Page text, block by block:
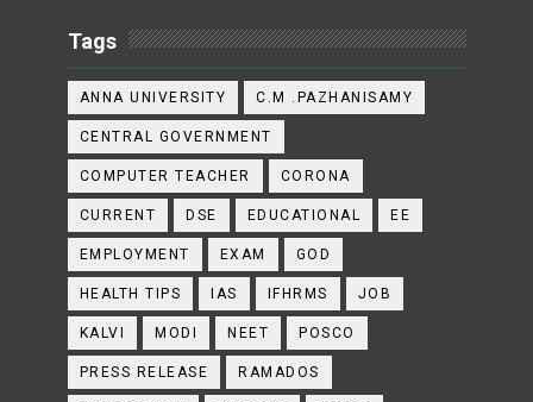
Tags
ANNA UNIVERSITY C.M .PAZHANISAMY
CENTRAL GOVERNMENT
COMPUTER TEACHER CORONA
CURRENT DSE EDUCATIONAL EE
EMPLOYMENT EXAM GOD
HEALTH TIPS IAS IFHRMS JOB
KALVI MODI NEET POSCO
PRESS RELEASE RAMADOS